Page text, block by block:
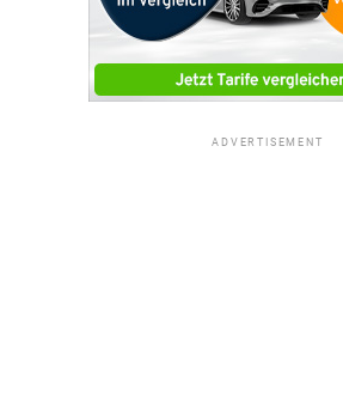
ADVERTISEMENT